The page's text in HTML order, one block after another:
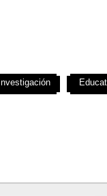
Investigación